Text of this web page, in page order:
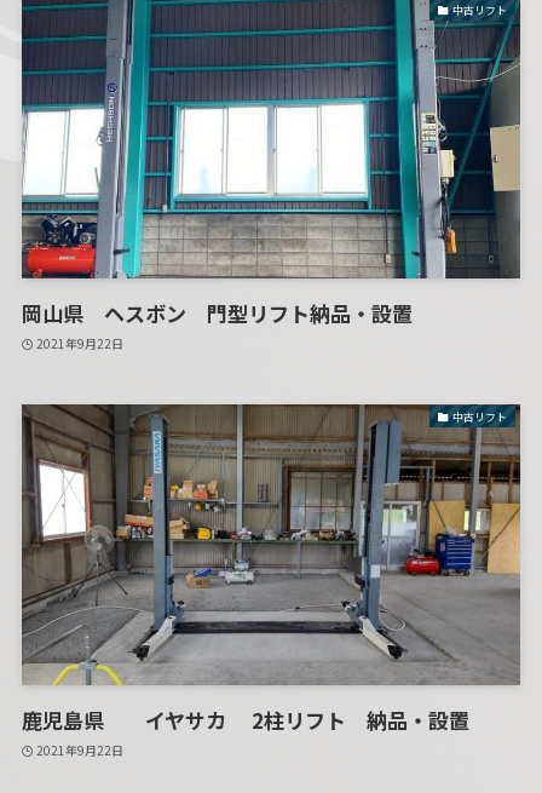
中古リフト
岡山県 ヘスボン 門型リフト納品・設置
2021年9月22日
中古リフト
鹿児島県 イヤサカ 2柱リフト 納品・設置
2021年9月22日